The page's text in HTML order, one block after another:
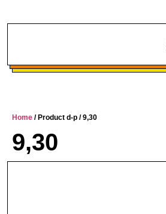
Home / Product d-p / 9,30
9,30